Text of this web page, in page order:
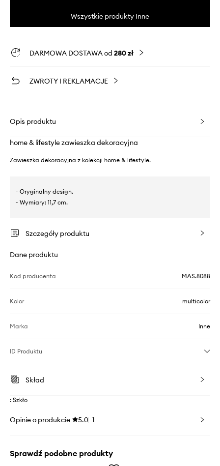
Wszystkie produkty Inne
DARMOWA DOSTAWA od 280 zł
ZWROTY I REKLAMACJE
Opis produktu
home & lifestyle zawieszka dekoracyjna
Zawieszka dekoracyjna z kolekcji home & lifestyle.
- Oryginalny design.
- Wymiary: 11,7 cm.
Szczegóły produktu
Dane produktu
Kod producenta MAS.8088
Kolor multicolor
Marka Inne
ID Produktu
Skład
: Szkło
Opinie o produkcie 5.0 1
Sprawdź podobne produkty